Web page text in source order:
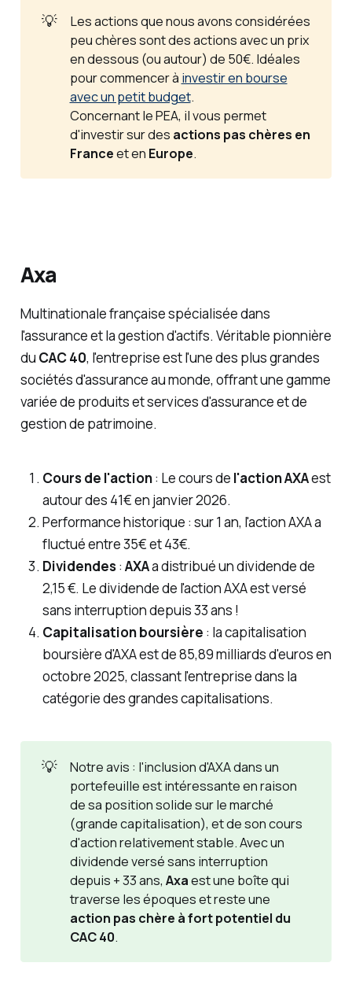
💡
Les actions que nous avons considérées
peu chères sont des actions avec un prix
en dessous (ou autour) de 50€. Idéales
pour commencer à investir en bourse
avec un petit budget.
Concernant le PEA, il vous permet
d'investir sur des actions pas chères en
Franceet en Europe.
Axa
Multinationale française spécialisée dans
l'assurance et la gestion d'actifs. Véritable pionnière
du CAC 40, l'entreprise est l'une des plus grandes
sociétés d'assurance au monde, offrant une gamme
variée de produits et services d'assurance et de
gestion de patrimoine.
Cours de l'action: Le cours de l'action AXAest
autour des 41€ en janvier 2026.
Performance historique : sur 1 an, l'action AXA a
fluctué entre 35€ et 43€.
Dividendes: AXAa distribué un dividende de
2,15 €. Le dividende de l'action AXA est versé
sans interruption depuis 33 ans !
Capitalisation boursière : la capitalisation
boursière d'AXA est de 85,89 milliards d'euros en
octobre 2025, classant l'entreprise dans la
catégorie des grandes capitalisations.
💡
Notre avis : l'inclusion d'AXA dans un
portefeuille est intéressante en raison
de sa position solide sur le marché
(grande capitalisation), et de son cours
d'action relativement stable. Avec un
dividende versé sans interruption
depuis + 33 ans, Axaest une boîte qui
traverse les époques et reste une
action pas chère à fort potentiel du
CAC 40.